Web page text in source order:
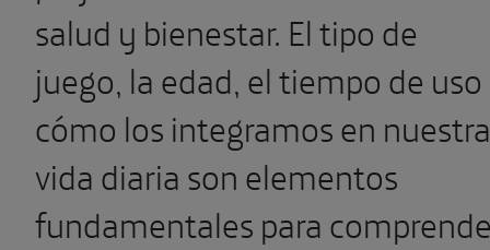
salud y bienestar. El tipo de
juego, la edad, el tiempo de
cómo los integramos en nuestra
vida diaria son elementos
fundamentales para